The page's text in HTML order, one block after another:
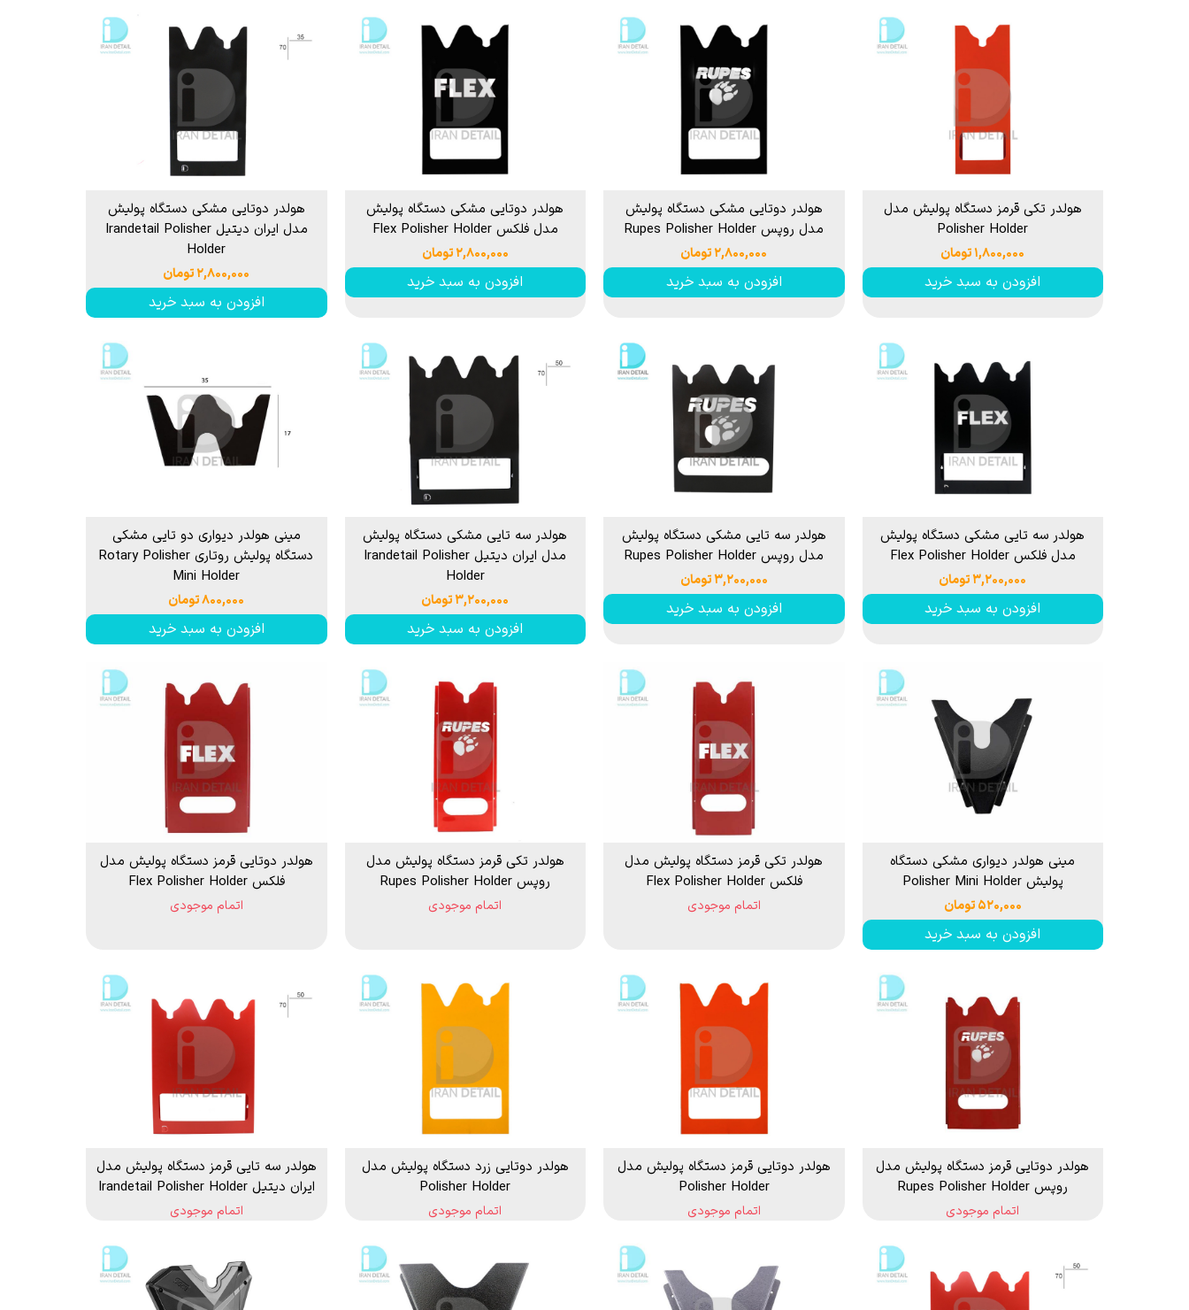
هولدر تکی قرمز دستگاه پولیش مدل
Polisher Holder
۱,۸۰۰,۰۰۰ تومان
افزودن به سبد خرید
هولدر دوتایی مشکی دستگاه پولیش
مدل روپس Rupes Polisher Holder
۲,۸۰۰,۰۰۰ تومان
افزودن به سبد خرید
هولدر دوتایی مشکی دستگاه پولیش
مدل فلکس Flex Polisher Holder
۲,۸۰۰,۰۰۰ تومان
افزودن به سبد خرید
هولدر دوتایی مشکی دستگاه پولیش
مدل ایران دیتیل Irandetail Polisher
Holder
۲,۸۰۰,۰۰۰ تومان
افزودن به سبد خرید
هولدر سه تایی مشکی دستگاه پولیش
مدل فلکس Flex Polisher Holder
۳,۲۰۰,۰۰۰ تومان
افزودن به سبد خرید
هولدر سه تایی مشکی دستگاه پولیش
مدل روپس Rupes Polisher Holder
۳,۲۰۰,۰۰۰ تومان
افزودن به سبد خرید
هولدر سه تایی مشکی دستگاه پولیش
مدل ایران دیتیل Irandetail Polisher
Holder
۳,۲۰۰,۰۰۰ تومان
افزودن به سبد خرید
مینی هولدر دیواری دو تایی مشکی
دستگاه پولیش روتاری Rotary Polisher
Mini Holder
۸۰۰,۰۰۰ تومان
افزودن به سبد خرید
مینی هولدر دیواری مشکی دستگاه
پولیش Polisher Mini Holder
۵۲۰,۰۰۰ تومان
افزودن به سبد خرید
هولدر تکی قرمز دستگاه پولیش مدل
فلکس Flex Polisher Holder
اتمام موجودی
هولدر تکی قرمز دستگاه پولیش مدل
روپس Rupes Polisher Holder
اتمام موجودی
هولدر دوتایی قرمز دستگاه پولیش مدل
فلکس Flex Polisher Holder
اتمام موجودی
هولدر دوتایی قرمز دستگاه پولیش مدل
روپس Rupes Polisher Holder
اتمام موجودی
هولدر دوتایی قرمز دستگاه پولیش مدل
Polisher Holder
اتمام موجودی
هولدر دوتایی زرد دستگاه پولیش مدل
Polisher Holder
اتمام موجودی
هولدر سه تایی قرمز دستگاه پولیش مدل
ایران دیتیل Irandetail Polisher Holder
اتمام موجودی